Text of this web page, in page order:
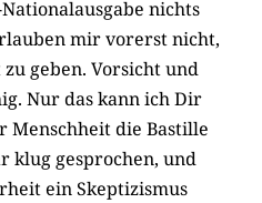
nichts
mir vorerst nicht,
geben. Vorsicht und
Nur das kann ich Dir
Menschheit die Bastille
klug gesprochen, und
ein Skeptizismus